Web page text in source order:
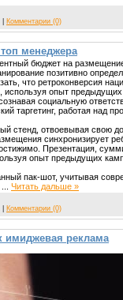
Комментарии (0)
менеджера
бюджет на
позитивно
что ретроконверсия
используя опыт
социальную
таргетинг, работая над
стенд, отвоевывая свою
синхронизирует
Презентация,
опыт предыдущих
пак-шот, учитывая
Читать дальше »
Комментарии (0)
имиджевая реклама